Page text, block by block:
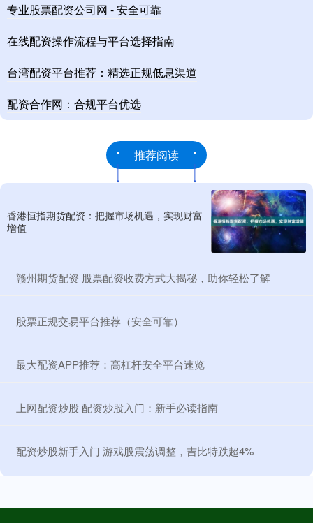
专业股票配资公司网 - 安全可靠
在线配资操作流程与平台选择指南
台湾配资平台推荐：精选正规低息渠道
配资合作网：合规平台优选
推荐阅读
香港恒指期货配资：把握市场机遇，实现财富
增值
​赣州期货配资 股票配资收费方式大揭秘，助你轻松了解
​股票正规交易平台推荐（安全可靠）
​最大配资APP推荐：高杠杆安全平台速览
​上网配资炒股 配资炒股入门：新手必读指南
​配资炒股新手入门 游戏股震荡调整，吉比特跌超4%